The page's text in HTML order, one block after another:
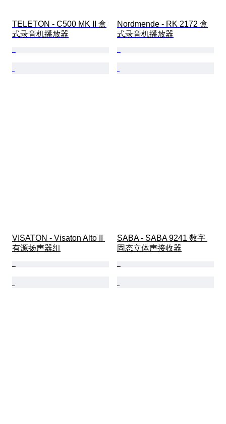
TELETON - C500 MK II 盒
式录音机播放器
Nordmende - RK 2172 盒
式录音机播放器
VISATON - Visaton Alto II
有源扬声器组
SABA - SABA 9241 数字
固态立体声接收器